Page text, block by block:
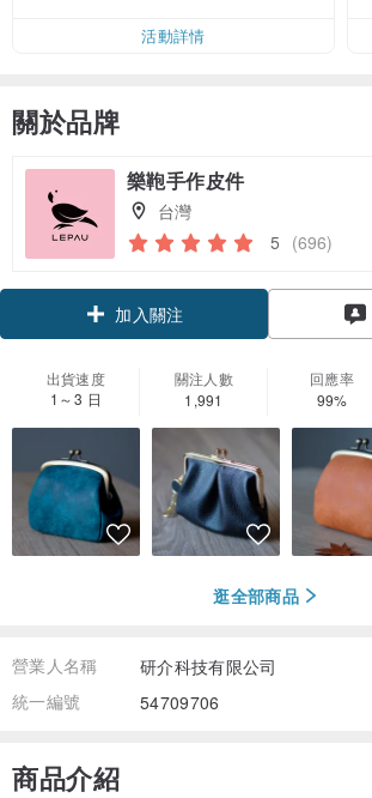
活動詳情
關於品牌
樂鞄手作皮件
台灣
5 (696)
加入關注
出貨速度
1～3 日
關注人數
1,991
回應率
99%
逛全部商品
營業人名稱
研介科技有限公司
統一編號
54709706
商品介紹